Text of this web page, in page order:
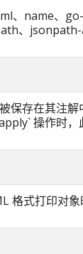
、name、
、jsonpath-
保存在其注
操作时，
格式打印对象